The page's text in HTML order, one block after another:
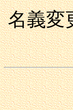
名義変